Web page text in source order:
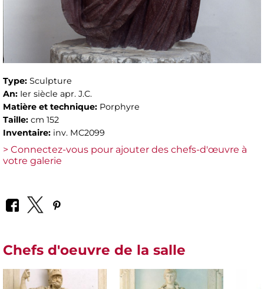
Type: Sculpture
An: Ier siècle apr. J.C.
Matière et technique: Porphyre
Taille: cm 152
Inventaire: inv. MC2099
> Connectez-vous pour ajouter des chefs-d'œuvre à
votre galerie
Chefs d'oeuvre de la salle